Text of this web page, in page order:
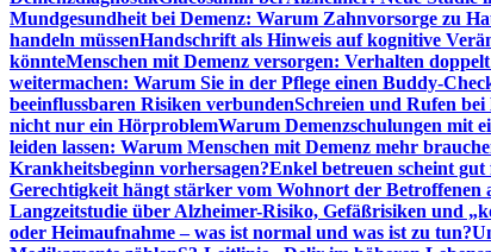
Mundgesundheit bei Demenz: Warum Zahnvorsorge zu
handeln müssenHandschrift als Hinweis auf kognitive
könnteMenschen mit Demenz versorgen: Verhalten doppelt
weitermachen: Warum Sie in der Pflege einen Buddy-
beeinflussbaren Risiken verbundenSchreien und Rufen
nicht nur ein HörproblemWarum Demenzschulungen mit
leiden lassen: Warum Menschen mit Demenz mehr
Krankheitsbeginn vorhersagen?Enkel betreuen scheint
Gerechtigkeit hängt stärker vom Wohnort der Betroffenen
Langzeitstudie über Alzheimer-Risiko, Gefäßrisiken und
oder Heimaufnahme – was ist normal und was ist zu tun?